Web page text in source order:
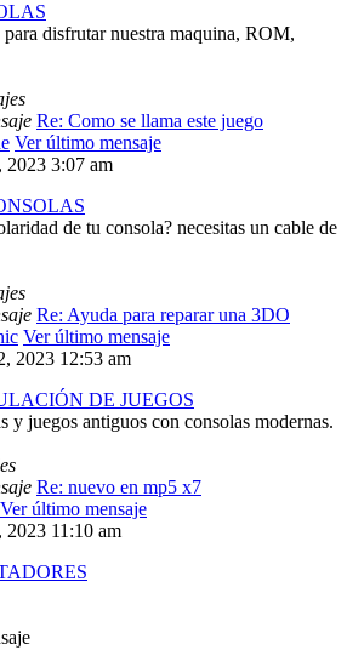
disfrutar nuestra maquina, ROM,
Re: Como se llama este juego
Ver último mensaje
2023 3:07 am
de tu consola? necesitas un cable de
Re: Ayuda para reparar una 3DO
Ver último mensaje
2023 12:53 am
DE JUEGOS
y juegos antiguos con consolas modernas.
Re: nuevo en mp5 x7
Ver último mensaje
2023 11:10 am